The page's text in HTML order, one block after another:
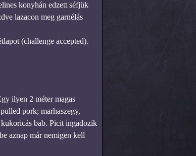
konyhán edzett séfjük
lazacon meg garnélás
(challenge accepted).
ilyen 2 méter magas
pork; marhaszegy,
bab. Picit ingadozik
aznap már nemigen kell